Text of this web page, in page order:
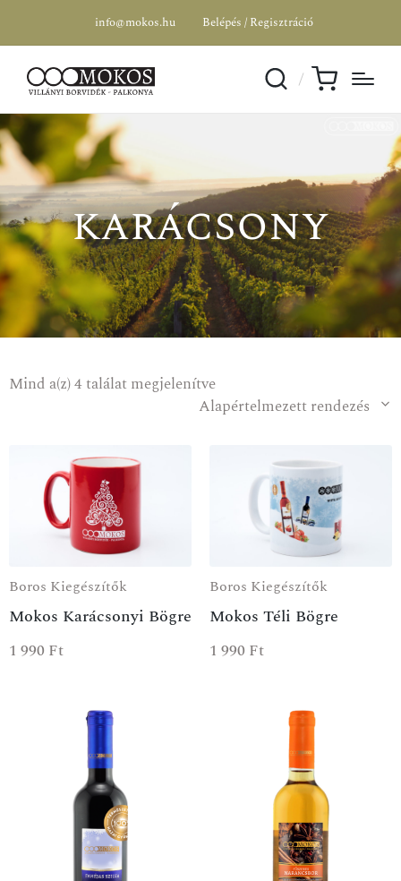
info@mokos.hu Belépés / Regisztráció
karácsony
Mind a(z) 4 találat megjelenítve
Alapértelmezett rendezés
Boros Kiegészítők
Mokos Karácsonyi Bögre
1 990 Ft
Boros Kiegészítők
Mokos Téli Bögre
1 990 Ft